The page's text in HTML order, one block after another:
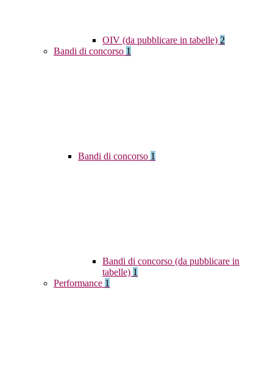
OIV (da pubblicare in tabelle) 2
Bandi di concorso 1
Bandi di concorso 1
Bandi di concorso (da pubblicare in
tabelle) 1
Performance 1